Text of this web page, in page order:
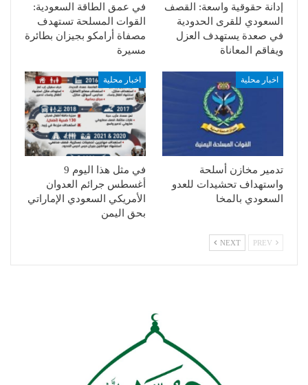
إدانة حقوقية واسعة: القصف
السعودي للقرى الحدودية
في صعدة يستهدف العزل
ويفاقم المعاناة
في عمق الطاقة السعودية:
القوات المسلحة تستهدف
مصفاة أرامكو بجيزان بطائرة
مسيرة
اخبار محلية
تدمير مخازن أسلحة
واستهداف تحشيدات للعدو
السعودي بالمخا
اخبار محلية
في مثل هذا اليوم 9
أغسطس جرائم العدوان
الأمريكي السعودي الإماراتي
بحق اليمن
NEXT